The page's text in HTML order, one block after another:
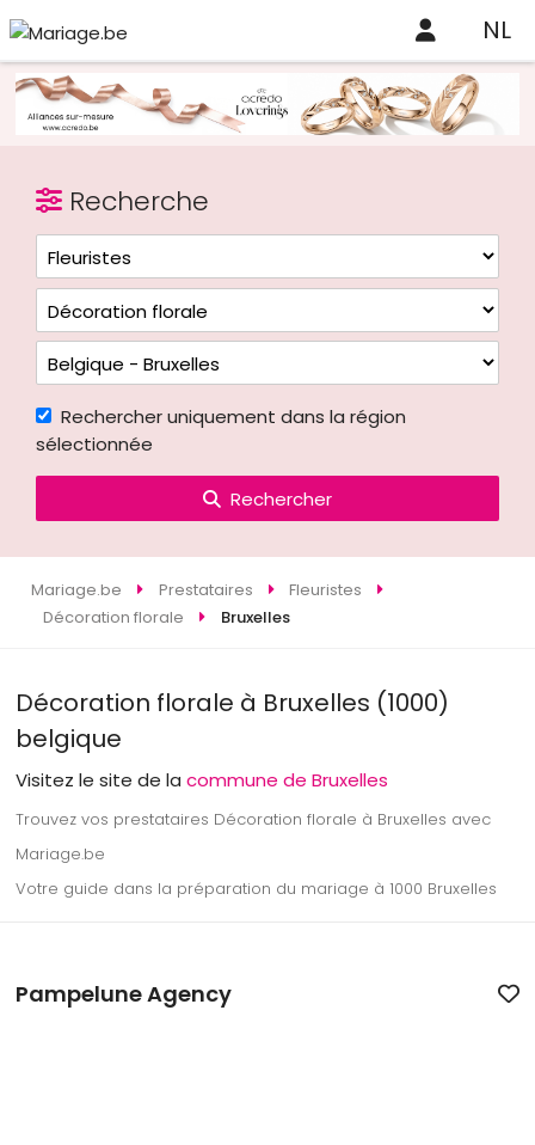
NL
Recherche
Rechercher uniquement dans la région
sélectionnée
Rechercher
Mariage.be Prestataires
Fleuristes
Décoration florale
Bruxelles
Décoration florale à Bruxelles (1000)
belgique
Visitez le site de lacommune de Bruxelles
Trouvez vos prestataires Décoration florale à Bruxelles avec
Mariage.be
Votre guide dans la préparation du mariage à 1000 Bruxelles
Pampelune Agency